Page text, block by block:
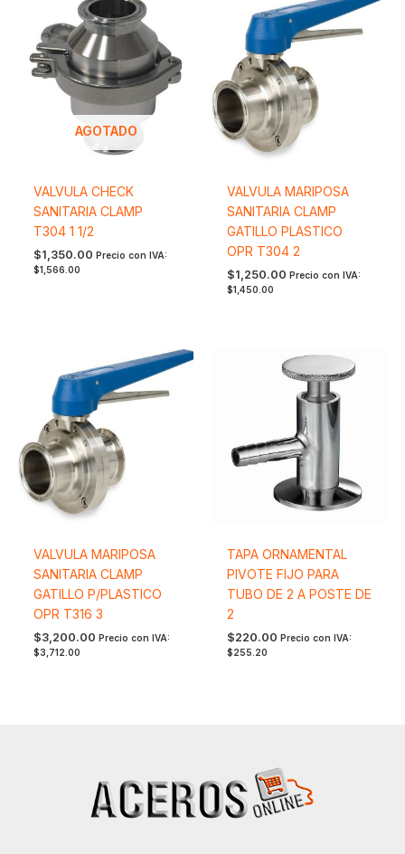
AGOTADO
VALVULA CHECK
SANITARIA CLAMP
T304 1 1/2
$1,350.00 Precio con IVA:
$1,566.00
VALVULA MARIPOSA
SANITARIA CLAMP
GATILLO PLASTICO
OPR T304 2
$1,250.00 Precio con IVA:
$1,450.00
VALVULA MARIPOSA
SANITARIA CLAMP
GATILLO P/PLASTICO
OPR T316 3
$3,200.00 Precio con IVA:
$3,712.00
TAPA ORNAMENTAL
PIVOTE FIJO PARA
TUBO DE 2 A POSTE DE
2
$220.00 Precio con IVA:
$255.20